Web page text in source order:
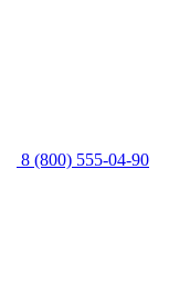
8 (800) 555-04-90